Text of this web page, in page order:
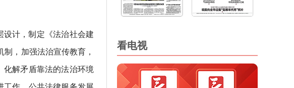
计，制定《法治社会建
，加强法治宣传教育，
解矛盾靠法的法治环境
看电视